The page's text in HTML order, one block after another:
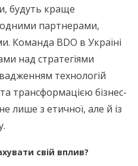
будуть краще
партнерами,
Команда BDO в Україні
над стратегіями
технологій
трансформацією бізнес-
лише з етичної, але й із
свій вплив?